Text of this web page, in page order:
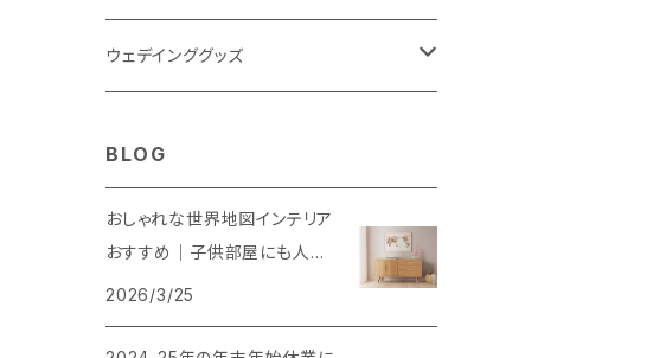
ウェデインググッズ
BLOG
おしゃれな世界地図インテリア
おすすめ｜子供部屋にも人気
の理由とは？
2026/3/25